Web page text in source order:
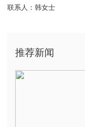
联系人：韩女士
推荐新闻